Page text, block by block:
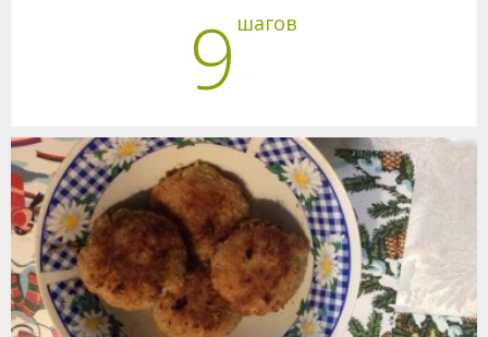
9 шагов